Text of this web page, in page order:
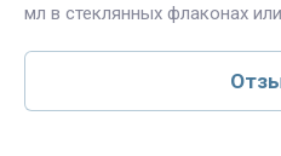
мл в стеклянных флаконах